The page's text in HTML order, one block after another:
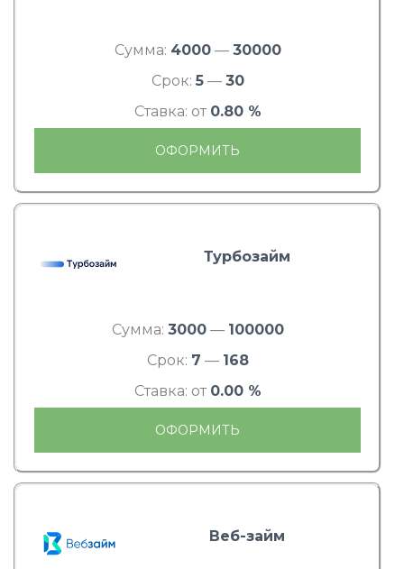
Сумма: 4000— 30000
Срок: 5— 30
Ставка: от 0.80 %
ОФОРМИТЬ
Турбозайм
Сумма: 3000— 100000
Срок: 7 — 168
Ставка: от 0.00 %
ОФОРМИТЬ
Веб-займ